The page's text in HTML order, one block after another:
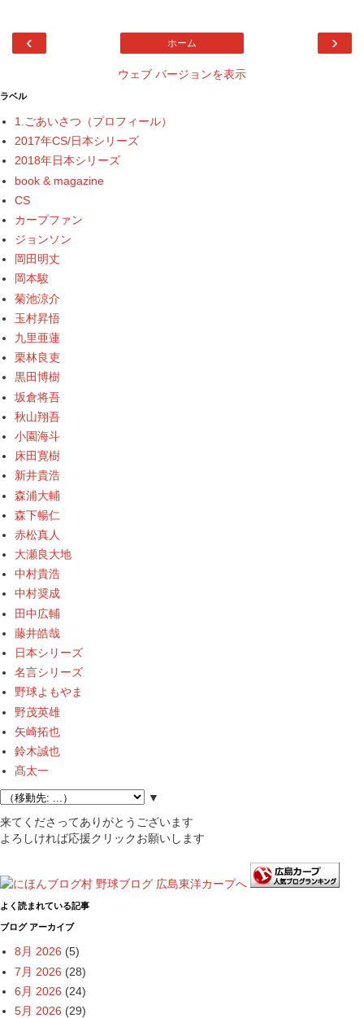
‹ ›
ホーム
ウェブ バージョンを表示
ラベル
1.ごあいさつ（プロフィール）
2017年CS/日本シリーズ
2018年日本シリーズ
book & magazine
CS
カープファン
ジョンソン
岡田明丈
岡本駿
菊池涼介
玉村昇悟
九里亜蓮
栗林良吏
黒田博樹
坂倉将吾
秋山翔吾
小園海斗
床田寛樹
新井貴浩
森浦大輔
森下暢仁
赤松真人
大瀬良大地
中村貴浩
中村奨成
田中広輔
藤井皓哉
日本シリーズ
名言シリーズ
野球よもやま
野茂英雄
矢崎拓也
鈴木誠也
髙太一
▼
来てくださってありがとうございます
よろしければ応援クリックお願いします
よく読まれている記事
ブログ アーカイブ
8月 2026 (5)
7月 2026 (28)
6月 2026 (24)
5月 2026 (29)